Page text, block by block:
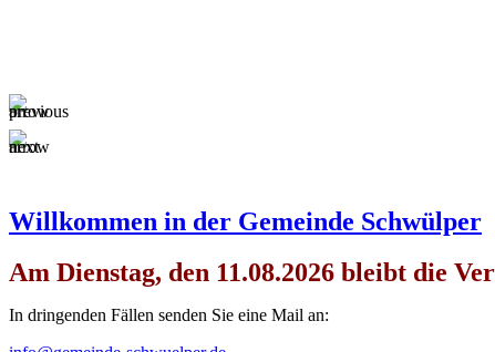
Willkommen in der Gemeinde Schwülper
Am Dienstag, den 11.08.2026 bleibt die
In dringenden Fällen senden Sie eine Mail an: